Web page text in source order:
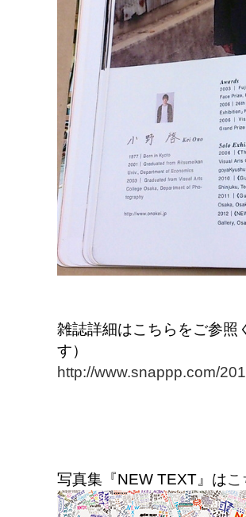
雑誌詳細はこちらをご参照
す）
http://www.snappp.com/
写真集『NEW TEXT』はこ